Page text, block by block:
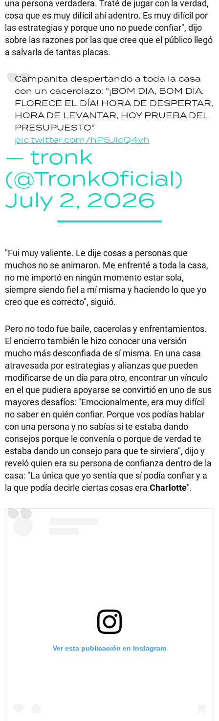
una persona verdadera. Traté de jugar con la verdad,
cosa que es muy difícil ahí adentro. Es muy difícil por
las estrategias y porque uno no puede confiar", dijo
sobre las razones por las que cree que el público llegó
a salvarla de tantas placas.
Campanita despertando a toda la casa
con un cacerolazo: "¡BOM DIA, BOM DIA,
FLORECE EL DÍA! HORA DE DESPERTAR,
HORA DE LEVANTAR, HOY PRUEBA DEL
PRESUPUESTO"
pic.twitter.com/hP5JicQ4vh
— tronk
(@TronkOficial)
July 2, 2026
"Fui muy valiente. Le dije cosas a personas que
muchos no se animaron. Me enfrenté a toda la casa,
no me importó en ningún momento estar sola,
siempre siendo fiel a mí misma y haciendo lo que yo
creo que es correcto", siguió.
Pero no todo fue baile, cacerolas y enfrentamientos.
El encierro también le hizo conocer una versión
mucho más desconfiada de sí misma. En una casa
atravesada por estrategias y alianzas que pueden
modificarse de un día para otro, encontrar un vínculo
en el que pudiera apoyarse se convirtió en uno de sus
mayores desafíos: "Emocionalmente, era muy difícil
no saber en quién confiar. Porque vos podías hablar
con una persona y no sabías si te estaba dando
consejos porque le convenía o porque de verdad te
estaba dando un consejo para que te sirviera", dijo y
reveló quien era su persona de confianza dentro de la
casa: "La única que yo sentía que sí podía confiar y a
la que podía decirle ciertas cosas era Charlotte".
Ver esta publicación en Instagram